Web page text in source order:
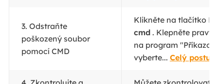
3. Odstraňte
poškozený soubor
pomocí CMD
Klikněte na tlačítko
cmd. Klepněte
na program
vyberte... Celý postup